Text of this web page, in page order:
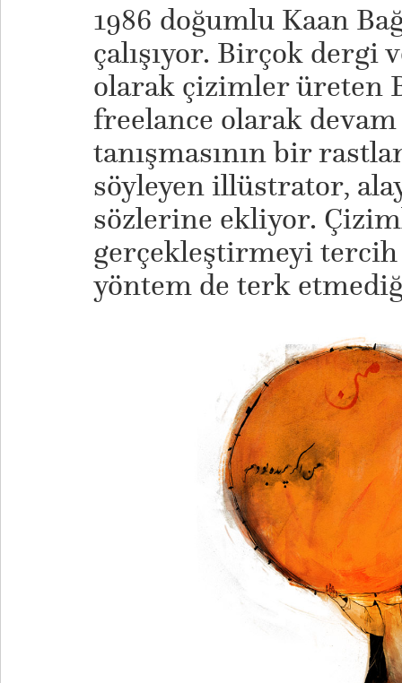
1986 doğumlu Kaan
çalışıyor. Birçok dergi
olarak çizimler üreten
freelance olarak
tanışmasının bir
söyleyen illüstrator,
sözlerine ekliyor.
gerçekleştirmeyi tercih
yöntem de terk